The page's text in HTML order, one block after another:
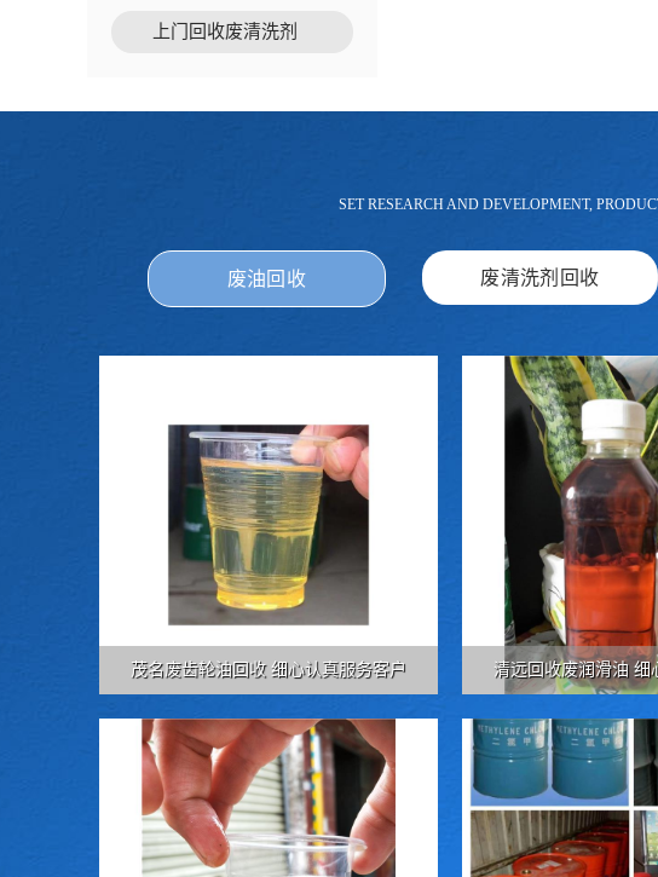
上门回收废清洗剂
SET RESEARCH AND DEVELOPMENT,
废油回收 废清洗剂回收
茂名废齿轮油回收 细心认真服务客户 清远回收废润滑油 细